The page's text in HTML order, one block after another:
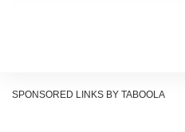
SPONSORED LINKS BY TABOOLA